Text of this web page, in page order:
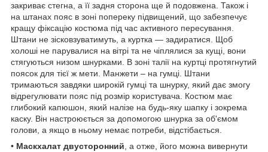
закриває стегна, а її задня сторона ще й подовжена. Також і
на штанах пояс в зоні попереку підвищений, що забезпечує
кращу фіксацію костюма під час активного пересування.
Штани не зісковзуватимуть, а куртка — задиратися. Щоб
холоші не парувалися на вітрі та не чіплялися за кущі, вони
стягуються низом шнурками. В зоні талії на куртці протягнутий
поясок для тієї ж мети. Манжети – на гумці. Штани
тримаються завдяки широкій гумці та шнурку, який дає змогу
відрегулювати пояс під розмір користувача. Костюм має
глибокий капюшон, який налізе на будь-яку шапку і зокрема
каску. Він настроюється за допомогою шнурка за об'ємом
голови, а якщо в ньому немає потреби, відстібається.
• Маскхалат двусторонний, а отже, його можна вивернути